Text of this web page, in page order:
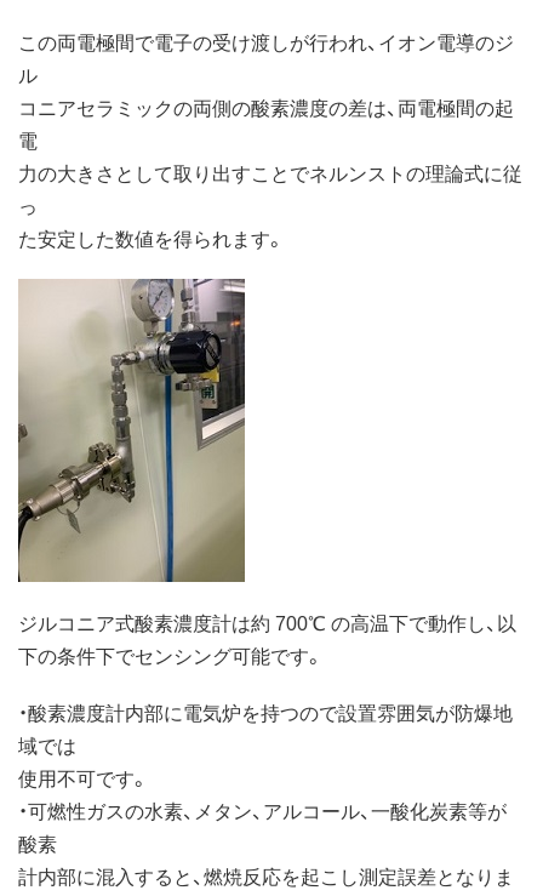
この両電極間で電子の受け渡しが行われ、イオン電導のジ
ル
コニアセラミックの両側の酸素濃度の差は、両電極間の起
電
力の大きさとして取り出すことでネルンストの理論式に従
っ
た安定した数値を得られます。
ジルコニア式酸素濃度計は約 700℃ の高温下で動作し、以
下の条件下でセンシング可能です。
・酸素濃度計内部に電気炉を持つので設置雰囲気が防爆地
域では
使用不可です。
・可燃性ガスの水素、メタン、アルコール、一酸化炭素等が
酸素
計内部に混入すると、燃焼反応を起こし測定誤差となりま